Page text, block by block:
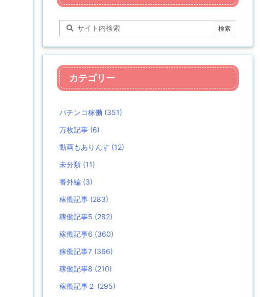
カテゴリー
パチンコ稼働 (351)
万枚記事 (6)
動画もありんす (12)
未分類 (11)
番外編 (3)
稼働記事 (283)
稼働記事5 (282)
稼働記事6 (360)
稼働記事7 (366)
稼働記事8 (210)
稼働記事２ (295)